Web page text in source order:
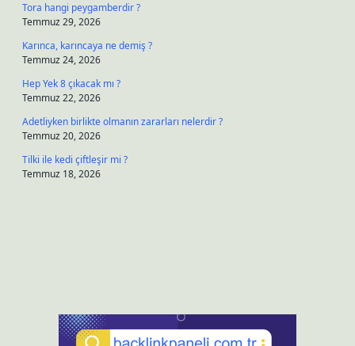
Tora hangi peygamberdir ?
Temmuz 29, 2026
Karınca, karıncaya ne demiş ?
Temmuz 24, 2026
Hep Yek 8 çıkacak mı ?
Temmuz 22, 2026
Adetliyken birlikte olmanın zararları nelerdir ?
Temmuz 20, 2026
Tilki ile kedi çiftleşir mi ?
Temmuz 18, 2026